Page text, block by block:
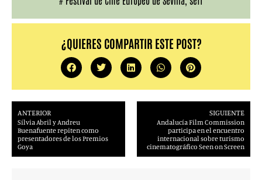
¿QUIERES COMPARTIR ESTE POST?
ANTERIOR
Sílvia Abril y Andreu
Buenafuente repiten como
presentadores de los Premios
Goya
SIGUIENTE
Andalucía Film Commission
participa en el encuentro
internacional sobre turismo
cinematográfico Seen on Screen